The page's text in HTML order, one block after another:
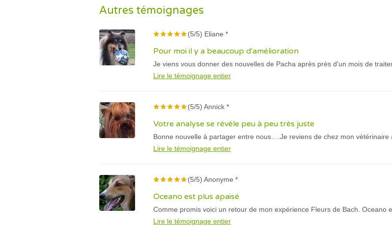
Autres témoignages
(5/5) Eliane *
Pour moi il y a beaucoup d'amélioration
Je viens vous donner des nouvelles de Pacha après près d'un mois de
Lire le témoignage entier
(5/5) Annick *
Votre analyse se révèle peu à peu très juste
Bonne nouvelle à partager entre nous….Je reviens de chez mon vétérinaire
Lire le témoignage entier
(5/5) Anonyme *
Oceano est plus apaisé
Comme promis voici un retour de mon expérience Fleurs de Bach. Oceano
Lire le témoignage entier